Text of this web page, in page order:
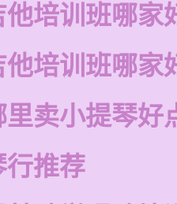
他培训班哪家
他培训班哪家
里卖小提琴好
行推荐